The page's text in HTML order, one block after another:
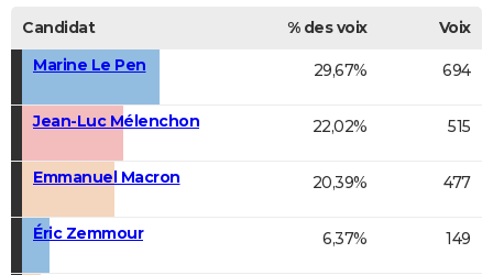
Candidat % des voix
Voix
Marine Le Pen
29,67% 694
Jean-Luc Mélenchon 22,02% 515
Emmanuel Macron 20,39% 477
Éric Zemmour 6,37% 149